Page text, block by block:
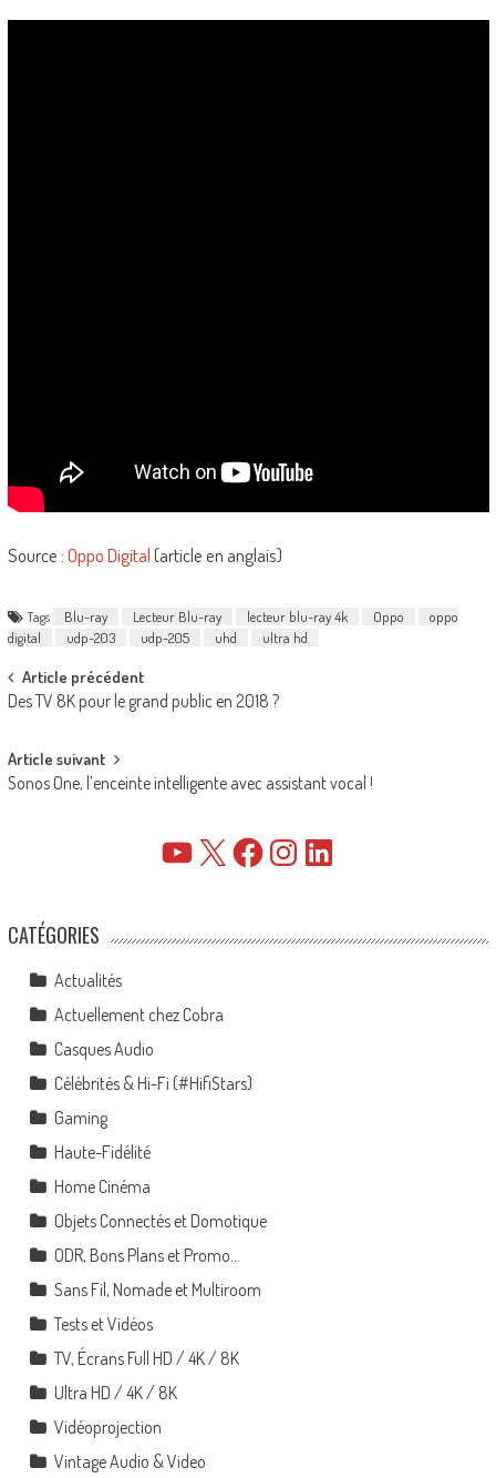
Source :Oppo Digital(article en anglais)
Tags Blu-ray Lecteur Blu-ray lecteur blu-ray 4k Oppo
oppo
digital
udp-203 udp-205 uhd ultra hd
Post
navigation
Article précédent
Des TV 8K pour le grand public en 2018 ?
Article suivant
Sonos One, l’enceinte intelligente avec assistant vocal !
YouTube FacebookInstagramLinkedIn
CATÉGORIES
Actualités
Actuellement chez Cobra
Casques Audio
Célébrités & Hi-Fi (#HifiStars)
Gaming
Haute-Fidélité
Home Cinéma
Objets Connectés et Domotique
ODR, Bons Plans et Promo…
Sans Fil, Nomade et Multiroom
Tests et Vidéos
TV, Écrans Full HD / 4K / 8K
Ultra HD / 4K / 8K
Vidéoprojection
Vintage Audio & Video